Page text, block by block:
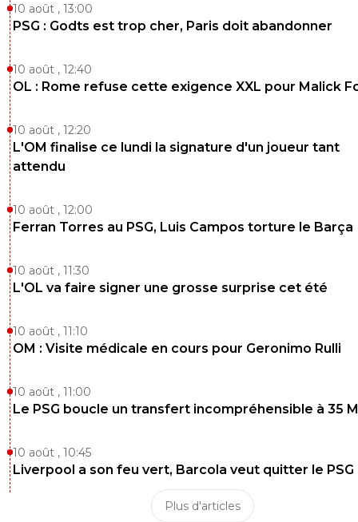
10 août , 13:00
PSG : Godts est trop cher, Paris doit abandonner
10 août , 12:40
OL : Rome refuse cette exigence XXL pour Malick
10 août , 12:20
L'OM finalise ce lundi la signature d'un joueur tant
attendu
10 août , 12:00
Ferran Torres au PSG, Luis Campos torture le Barça
10 août , 11:30
L'OL va faire signer une grosse surprise cet été
10 août , 11:10
OM : Visite médicale en cours pour Geronimo Rulli
10 août , 11:00
Le PSG boucle un transfert incompréhensible à 35
10 août , 10:45
Liverpool a son feu vert, Barcola veut quitter le PSG
Plus d'articles